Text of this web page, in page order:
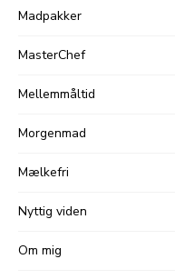
Madpakker
MasterChef
Mellemmåltid
Morgenmad
Mælkefri
Nyttig viden
Om mig